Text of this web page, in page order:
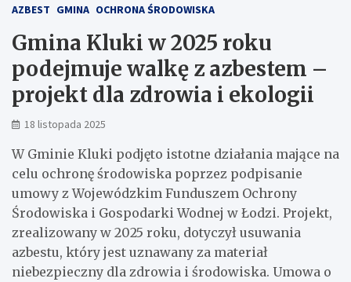
AZBEST GMINA OCHRONA ŚRODOWISKA
Gmina Kluki w 2025 roku
podejmuje walkę z azbestem –
projekt dla zdrowia i ekologii
18 listopada 2025
W Gminie Kluki podjęto istotne działania mające na
celu ochronę środowiska poprzez podpisanie
umowy z Wojewódzkim Funduszem Ochrony
Środowiska i Gospodarki Wodnej w Łodzi. Projekt,
zrealizowany w 2025 roku, dotyczył usuwania
azbestu, który jest uznawany za materiał
niebezpieczny dla zdrowia i środowiska. Umowa o